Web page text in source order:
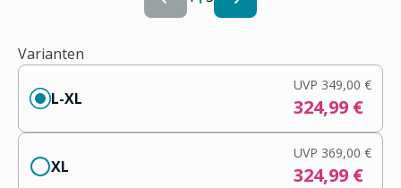
Varianten
L-XL
UVP 349,00 €
324,99 €
XL
UVP 369,00 €
324,99 €